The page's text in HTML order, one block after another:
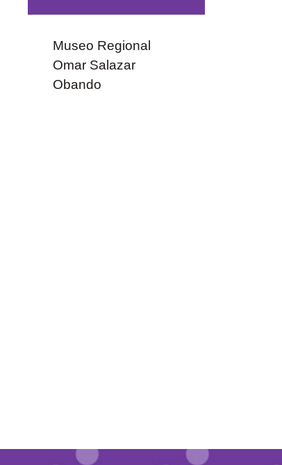
Museo Regional
Omar Salazar
Obando